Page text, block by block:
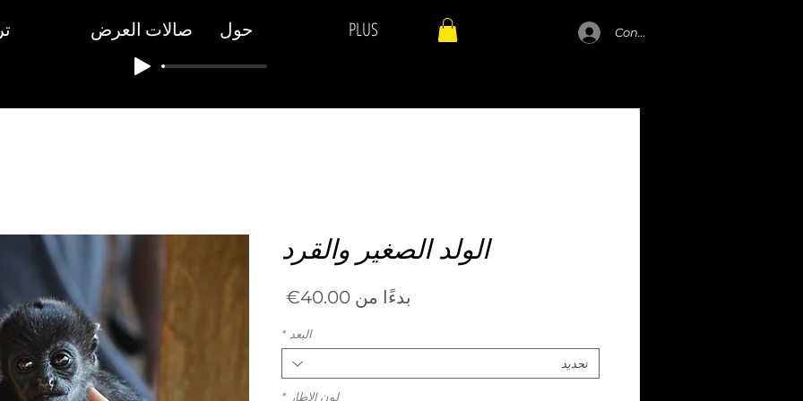
صالات العرض حول PLUS Connexion
الولد الصغير والقرد
بدءًا من 40.00€
سعر
البعد *
تحديد
لون الاطار *